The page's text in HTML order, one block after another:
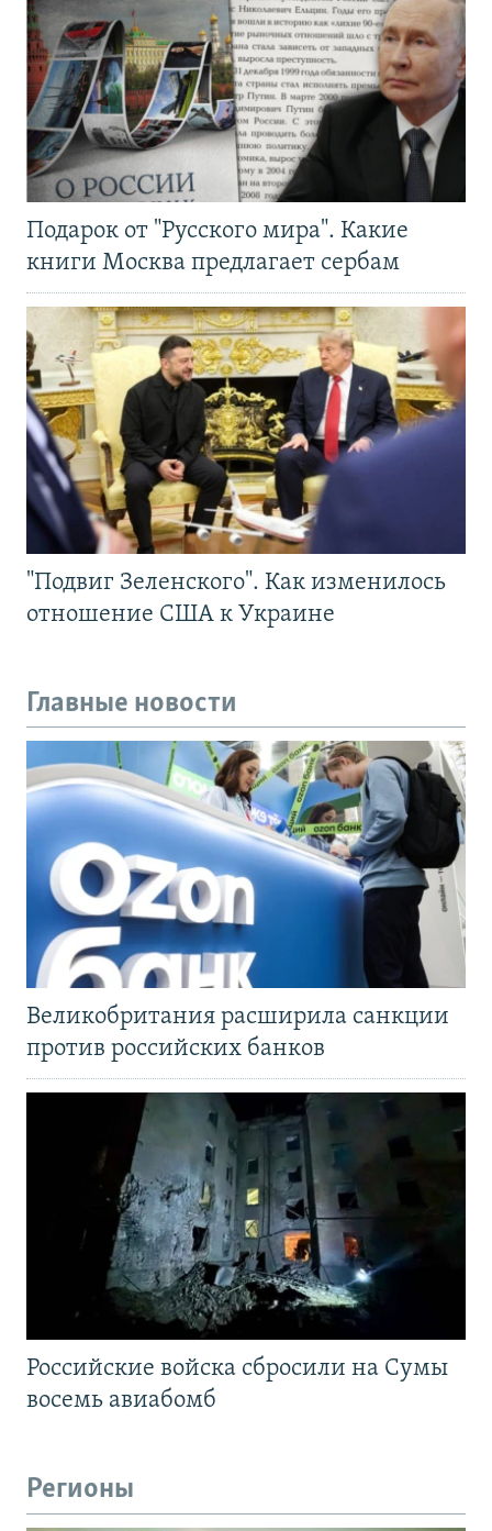
Подарок от "Русского мира". Какие
книги Москва предлагает сербам
"Подвиг Зеленского". Как изменилось
отношение США к Украине
Главные новости
Великобритания расширила санкции
против российских банков
Российские войска сбросили на Сумы
восемь авиабомб
Регионы